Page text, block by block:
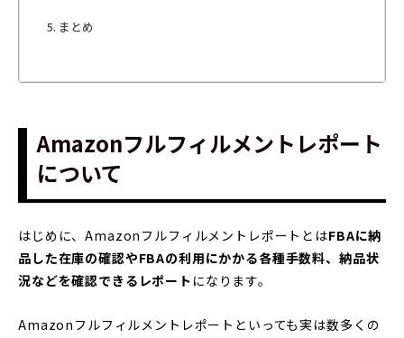
まとめ
Amazonフルフィルメントレポート
について
はじめに、AmazonフルフィルメントレポートとはFBAに納
品した在庫の確認やFBAの利用にかかる各種手数料、納品状
況などを確認できるレポート になります。
Amazonフルフィルメントレポートといっても実は数多くの